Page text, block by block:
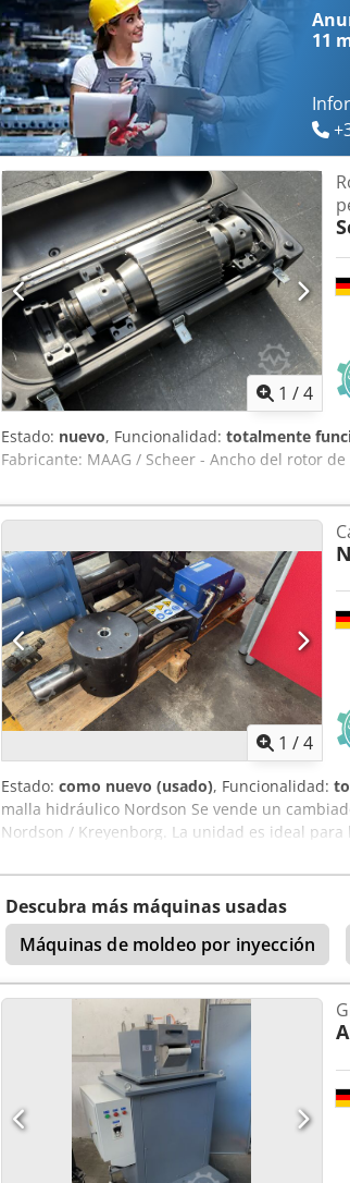
11
1 /4
Estado: nuevo, Funcionalidad: totalmente
Fabricante: MAAG / Scheer - Ancho del rotor
1 /4
Estado: como nuevo (usado), Funcionalidad:
malla hidráulico Nordson Se vende un
Nordson / Kreyenborg. La unidad es ideal
cambiador de pantalla clásico como como una
mm (ver fotos) • Diseño: hidráulico, con
Condición: • La unidad está probada y
procesos de puesta en marcha o limpieza.
Descubra más máquinas usadas
Máquinas de moldeo por inyección